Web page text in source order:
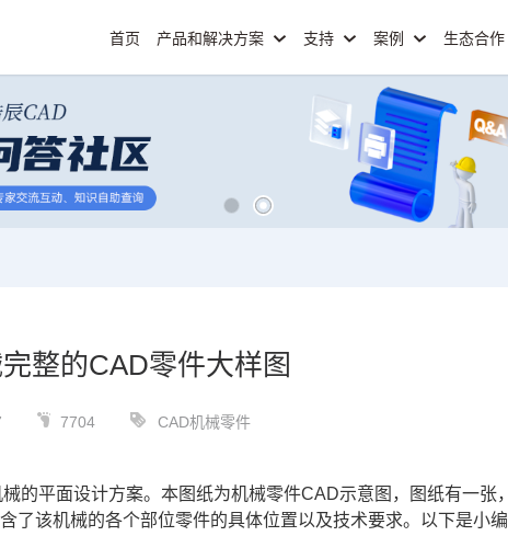
首页 产品和解决方案 支持 案例 生态合作
整的CAD零件大样图
7704 CAD机械零件
的平面设计方案。本图纸为机械零件CAD示意图，图纸有一张，
了该机械的各个部位零件的具体位置以及技术要求。以下是小编